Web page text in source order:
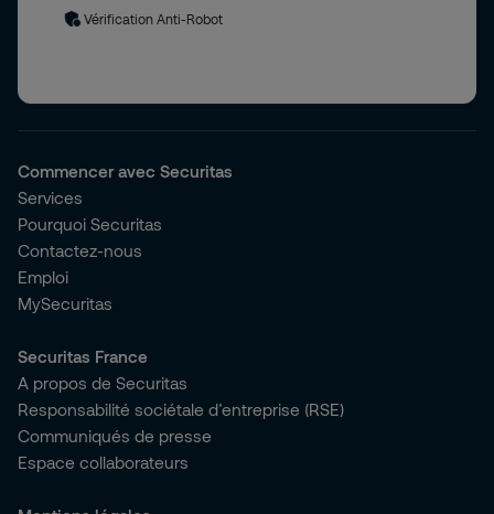
Vérification Anti-Robot
Commencer avec Securitas
Services
Pourquoi Securitas
Contactez-nous
Emploi
MySecuritas
Securitas France
A propos de Securitas
Responsabilité sociétale d’entreprise (RSE)
Communiqués de presse
Espace collaborateurs